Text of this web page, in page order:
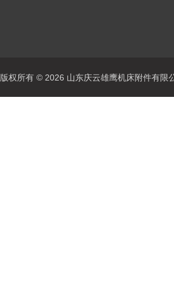
版权所有 © 2026 山东庆云雄鹰机床附件有